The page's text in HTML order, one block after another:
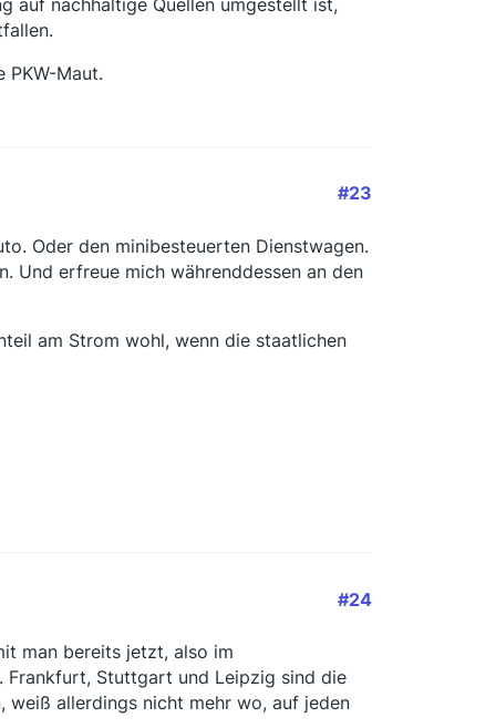
PKW-Maut.
#23
Oder den minibesteuerten Dienstwagen.
Und erfreue mich währenddessen an den
am Strom wohl, wenn die staatlichen
#24
man bereits jetzt, also im
Frankfurt, Stuttgart und Leipzig sind die
weiß allerdings nicht mehr wo, auf jeden